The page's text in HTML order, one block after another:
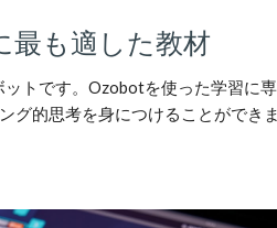
最も適した教材
トです。Ozobotを使った学習に
的思考を身につけることができま